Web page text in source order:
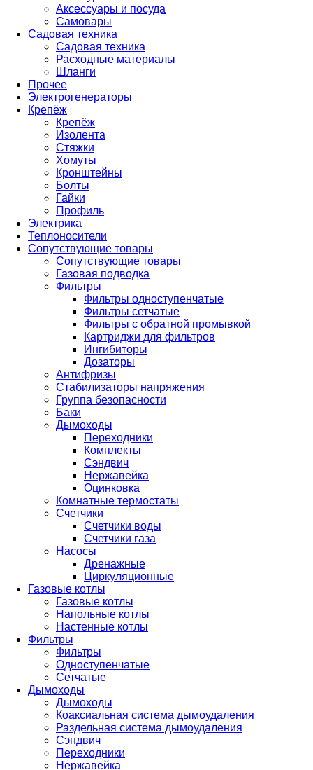
Аксессуары и посуда
Самовары
Садовая техника
Садовая техника
Расходные материалы
Шланги
Прочее
Электрогенераторы
Крепёж
Крепёж
Изолента
Стяжки
Хомуты
Кронштейны
Болты
Гайки
Профиль
Электрика
Теплоносители
Сопутствующие товары
Сопутствующие товары
Газовая подводка
Фильтры
Фильтры одноступенчатые
Фильтры сетчатые
Фильтры с обратной промывкой
Картриджи для фильтров
Ингибиторы
Дозаторы
Антифризы
Стабилизаторы напряжения
Группа безопасности
Баки
Дымоходы
Переходники
Комплекты
Сэндвич
Нержавейка
Оцинковка
Комнатные термостаты
Счетчики
Счетчики воды
Счетчики газа
Насосы
Дренажные
Циркуляционные
Газовые котлы
Газовые котлы
Напольные котлы
Настенные котлы
Фильтры
Фильтры
Одноступенчатые
Сетчатые
Дымоходы
Дымоходы
Коаксиальная система дымоудаления
Раздельная система дымоудаления
Сэндвич
Переходники
Нержавейка